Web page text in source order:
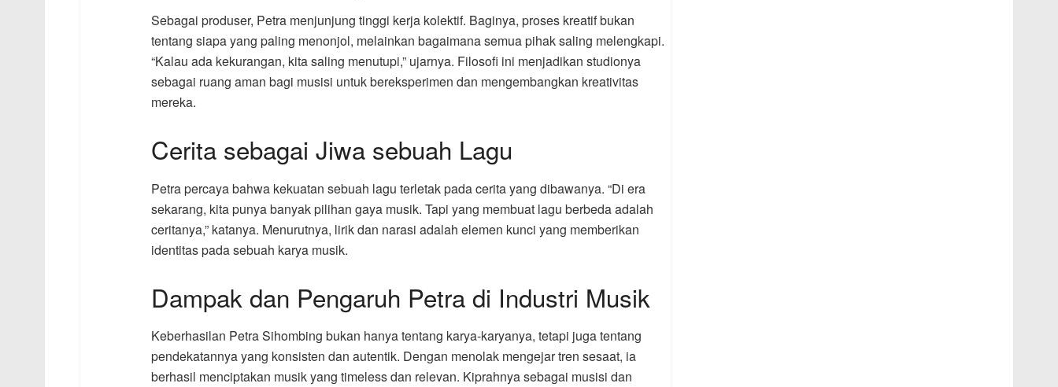
Sebagai produser, Petra menjunjung tinggi kerja kolektif. Baginya, proses kreatif bukan
tentang siapa yang paling menonjol, melainkan bagaimana semua pihak saling melengkapi.
“Kalau ada kekurangan, kita saling menutupi,” ujarnya. Filosofi ini menjadikan studionya
sebagai ruang aman bagi musisi untuk bereksperimen dan mengembangkan kreativitas
mereka.
Cerita sebagai Jiwa sebuah Lagu
Petra percaya bahwa kekuatan sebuah lagu terletak pada cerita yang dibawanya. “Di era
sekarang, kita punya banyak pilihan gaya musik. Tapi yang membuat lagu berbeda adalah
ceritanya,” katanya. Menurutnya, lirik dan narasi adalah elemen kunci yang memberikan
identitas pada sebuah karya musik.
Dampak dan Pengaruh Petra di Industri Musik
Keberhasilan Petra Sihombing bukan hanya tentang karya-karyanya, tetapi juga tentang
pendekatannya yang konsisten dan autentik. Dengan menolak mengejar tren sesaat, ia
berhasil menciptakan musik yang timeless dan relevan. Kiprahnya sebagai musisi dan